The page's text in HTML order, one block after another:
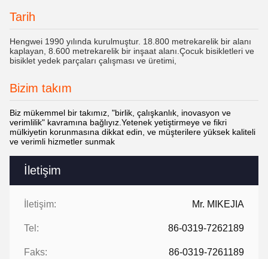
İletişim
İletişim: Mr. MIKEJIA
Tel: 86-0319-7262189
Faks: 86-0319-7261189
Tarih
Hengwei 1990 yılında kurulmuştur. 18.800 metrekarelik bir alanı
kaplayan, 8.600 metrekarelik bir inşaat alanı.Çocuk bisikletleri ve
bisiklet yedek parçaları çalışması ve üretimi,
Bizim takım
Biz mükemmel bir takımız, "birlik, çalışkanlık, inovasyon ve
verimlilik" kavramına bağlıyız.Yetenek yetiştirmeye ve fikri
mülkiyetin korunmasına dikkat edin, ve müşterilere yüksek kaliteli
ve verimli hizmetler sunmak